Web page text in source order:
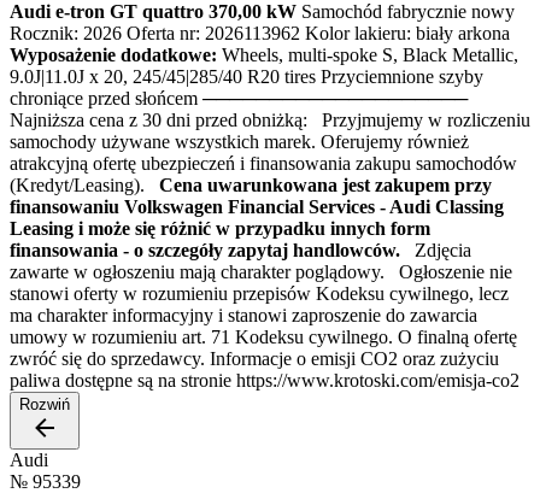
Audi e-tron GT quattro 370,00 kW Samochód fabrycznie nowy
Rocznik: 2026 Oferta nr: 2026113962 Kolor lakieru: biały arkona
Wyposażenie dodatkowe: Wheels, multi-spoke S, Black Metallic,
9.0J|11.0J x 20, 245/45|285/40 R20 tires Przyciemnione szyby
chroniące przed słońcem ────────────────────
Najniższa cena z 30 dni przed obniżką: Przyjmujemy w rozliczeniu
samochody używane wszystkich marek. Oferujemy również
atrakcyjną ofertę ubezpieczeń i finansowania zakupu samochodów
(Kredyt/Leasing). Cena uwarunkowana jest zakupem przy
finansowaniu Volkswagen Financial Services - Audi Classing
Leasing i może się różnić w przypadku innych form
finansowania - o szczegóły zapytaj handlowców. Zdjęcia
zawarte w ogłoszeniu mają charakter poglądowy. Ogłoszenie nie
stanowi oferty w rozumieniu przepisów Kodeksu cywilnego, lecz
ma charakter informacyjny i stanowi zaproszenie do zawarcia
umowy w rozumieniu art. 71 Kodeksu cywilnego. O finalną ofertę
zwróć się do sprzedawcy. Informacje o emisji CO2 oraz zużyciu
paliwa dostępne są na stronie https://www.krotoski.com/emisja-co2
Rozwiń
Audi
№ 95339